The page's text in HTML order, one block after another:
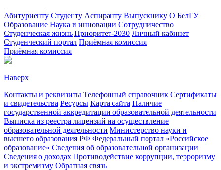
Абитуриенту Студенту Аспиранту Выпускнику О БелГУ
Образование Наука и инновации Сотрудничество
Студенческая жизнь Приоритет-2030 Личный кабинет
Студенческий портал Приёмная комиссия
Приёмная комиссия
Наверх
Контакты и реквизиты Телефонный справочник Сертификаты
и свидетельства Ресурсы Карта сайта Наличие
государственной аккредитации образовательной деятельности
Выписка из реестра лицензий на осуществление
образовательной деятельности Министерствo науки и
высшего образования РФ Федеральный портал «Российское
образование» Сведения об образовательной организации
Сведения о доходах Противодействие коррупции, терроризму
и экстремизму Обратная связь